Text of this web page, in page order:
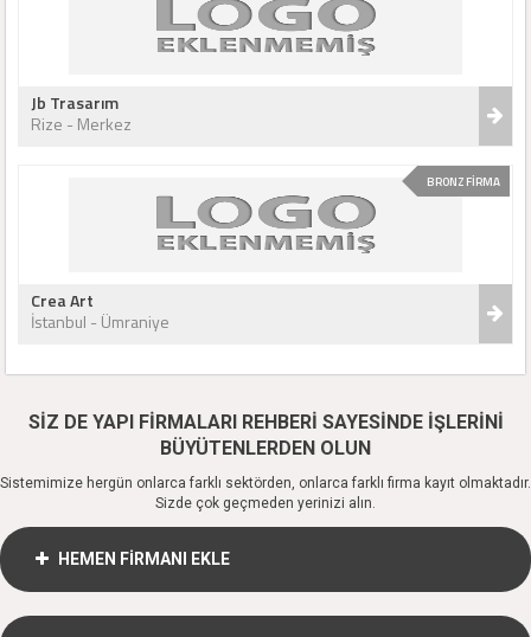
Jb Trasarım
Rize - Merkez
BRONZ FİRMA
Crea Art
İstanbul - Ümraniye
SİZ DE YAPI FİRMALARI REHBERİ SAYESİNDE İŞLERİNİ
BÜYÜTENLERDEN OLUN
Sistemimize hergün onlarca farklı sektörden, onlarca farklı firma kayıt olmaktadır.
Sizde çok geçmeden yerinizi alın.
HEMEN FİRMANI EKLE